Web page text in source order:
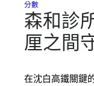
分數
森和診
厘之間
在沈白高鐵關鍵